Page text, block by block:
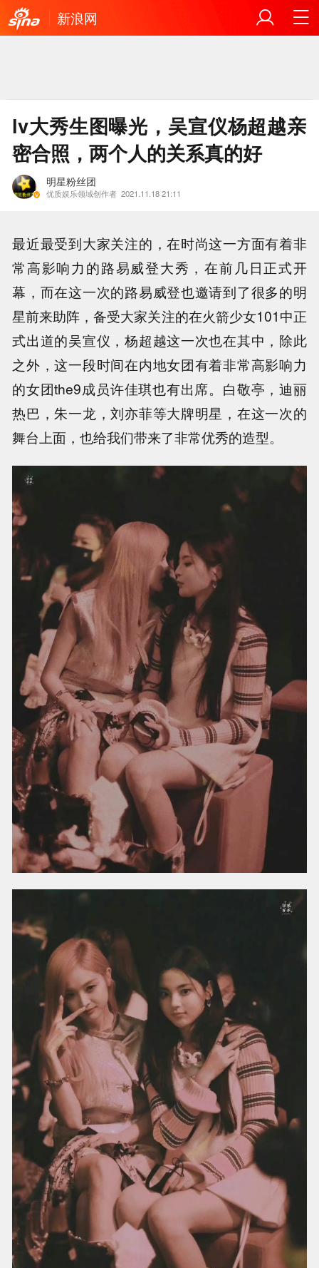
新浪网
lv大秀生图曝光，吴宣仪杨超越亲
密合照，两个人的关系真的好
明星粉丝团
优质娱乐领域创作者 2021.11.18 21:11
最近最受到大家关注的，在时尚这一方面有着非
常高影响力的路易威登大秀，在前几日正式开
幕，而在这一次的路易威登也邀请到了很多的明
星前来助阵，备受大家关注的在火箭少女101中正
式出道的吴宣仪，杨超越这一次也在其中，除此
之外，这一段时间在内地女团有着非常高影响力
的女团the9成员许佳琪也有出席。白敬亭，迪丽
热巴，朱一龙，刘亦菲等大牌明星，在这一次的
舞台上面，也给我们带来了非常优秀的造型。